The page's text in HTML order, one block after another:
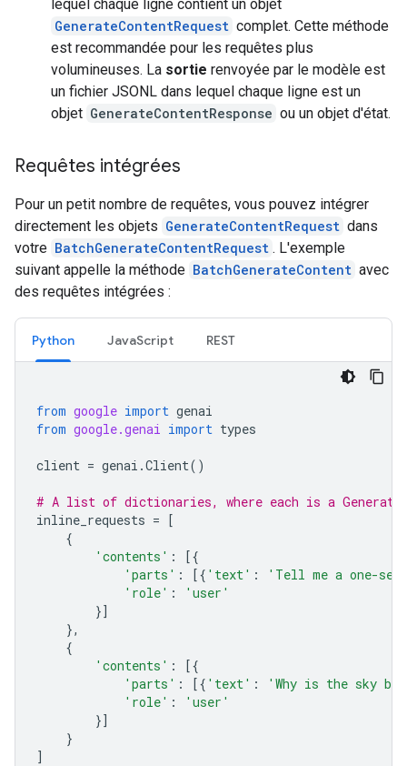
lequel chaque ligne contient un objet
GenerateContentRequest complet. Cette méthode
est recommandée pour les requêtes plus
volumineuses. La sortie renvoyée par le modèle est
un fichier JSONL dans lequel chaque ligne est un
objet GenerateContentResponse ou un objet d'état.
Requêtes intégrées
Pour un petit nombre de requêtes, vous pouvez intégrer
directement les objets GenerateContentRequest dans
votre BatchGenerateContentRequest . L'exemple
suivant appelle la méthode BatchGenerateContent avec
des requêtes intégrées :
Python JavaScript REST
from google import genai
from google.genai import types
client = genai .Client()
# A list of dictionaries, where each is a
inline_requests = [
{
'contents' :
[{
'parts' : [{ 'text' :
'Tell me a one-
'role' :
'user'
}]
},
{
'contents' :
[{
'parts' : [{ 'text' :
'Why is the sky
'role' :
'user'
}]
}
]